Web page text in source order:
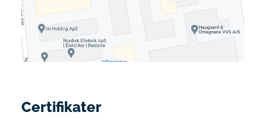
Certifikater